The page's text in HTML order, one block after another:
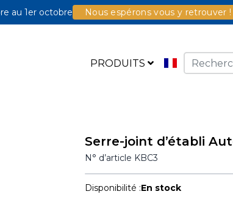
au 1er octobre Nous espérons vous y retrouver !
PRODUITS
Serre-joint d’établi
N° d’article KBC3
Disponibilité :En stock